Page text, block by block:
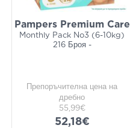
Pampers Premium Care
Monthly Pack No3 (6-10kg)
216 Броя -
Препоръчителна цена на
дребно
55,99€
52,18€